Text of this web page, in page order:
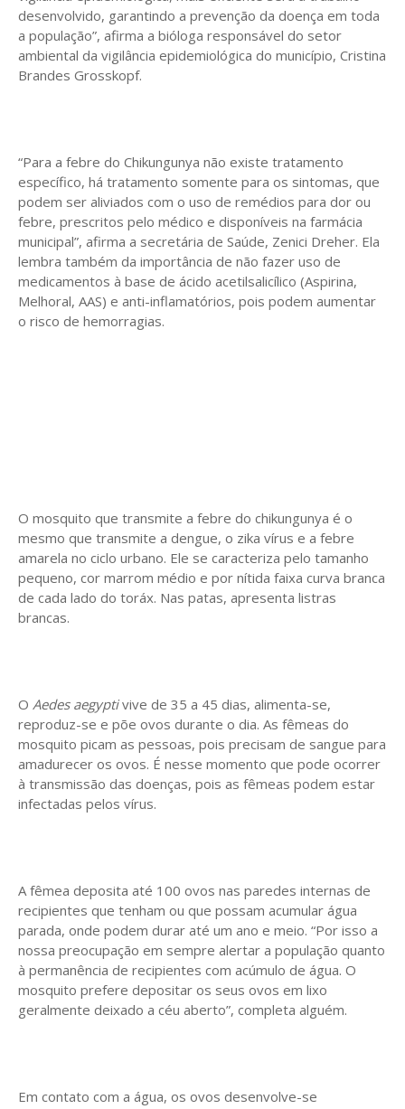
desenvolvido, garantindo a prevenção da doença em toda
a população”, afirma a bióloga responsável do setor
ambiental da vigilância epidemiológica do município, Cristina
Brandes Grosskopf.
“Para a febre do Chikungunya não existe tratamento
específico, há tratamento somente para os sintomas, que
podem ser aliviados com o uso de remédios para dor ou
febre, prescritos pelo médico e disponíveis na farmácia
municipal”, afirma a secretária de Saúde, Zenici Dreher. Ela
lembra também da importância de não fazer uso de
medicamentos à base de ácido acetilsalicílico (Aspirina,
Melhoral, AAS) e anti-inflamatórios, pois podem aumentar
o risco de hemorragias.
O mosquito que transmite a febre do chikungunya é o
mesmo que transmite a dengue, o zika vírus e a febre
amarela no ciclo urbano. Ele se caracteriza pelo tamanho
pequeno, cor marrom médio e por nítida faixa curva branca
de cada lado do toráx. Nas patas, apresenta listras
brancas.
O Aedes aegyptivive de 35 a 45 dias, alimenta-se,
reproduz-se e põe ovos durante o dia. As fêmeas do
mosquito picam as pessoas, pois precisam de sangue para
amadurecer os ovos. É nesse momento que pode ocorrer
à transmissão das doenças, pois as fêmeas podem estar
infectadas pelos vírus.
A fêmea deposita até 100 ovos nas paredes internas de
recipientes que tenham ou que possam acumular água
parada, onde podem durar até um ano e meio. “Por isso a
nossa preocupação em sempre alertar a população quanto
à permanência de recipientes com acúmulo de água. O
mosquito prefere depositar os seus ovos em lixo
geralmente deixado a céu aberto”, completa alguém.
Em contato com a água, os ovos desenvolve-se